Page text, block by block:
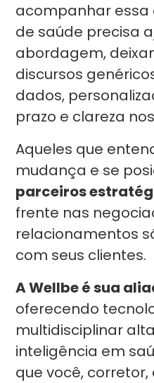
acompanhar essa
de saúde precisa
abordagem,
discursos
dados,
prazo e clareza
Aqueles que
mudança e se
parceiros
frente nas
relacionamentos
com seus clientes.
A Wellbe é sua
oferecendo
multidisciplinar
inteligência em
que você,